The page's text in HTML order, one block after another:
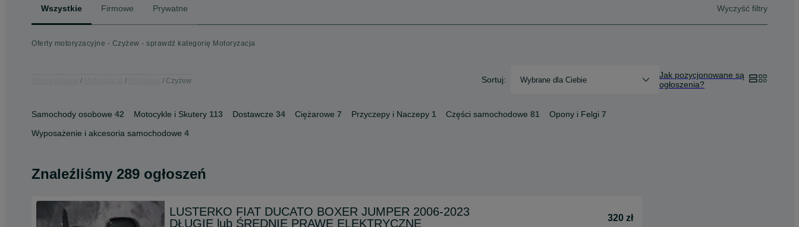
Wszystkie Firmowe Prywatne Wyczyść filtry
Oferty motoryzacyjne - Czyżew - sprawdź kategorię Motoryzacja
Czyżew Sortuj: Wybrane dla Ciebie
Jak pozycjonowane są
ogłoszenia?
Samochody osobowe 42 Motocykle i Skutery 113 Dostawcze 34 Ciężarowe 7 Przyczepy i Naczepy 1 Części samochodowe 81 Opony i Felgi 7
Wyposażenie i akcesoria samochodowe 4
Znaleźliśmy 289 ogłoszeń
LUSTERKO FIAT DUCATO BOXER JUMPER 2006-2023
DŁUGIE lub ŚREDNIE PRAWE ELEKTRYCZNE
320 zł